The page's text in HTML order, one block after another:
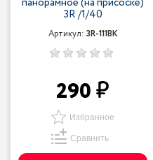
3R /1/40
Артикул: 3R-111BK
290
Избранное
Сравнить